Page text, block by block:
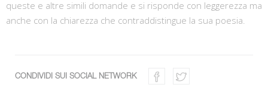
queste e altre simili domande e si risponde con leggerezza ma
anche con la chiarezza che contraddistingue la sua poesia.
CONDIVIDI SUI SOCIAL NETWORK